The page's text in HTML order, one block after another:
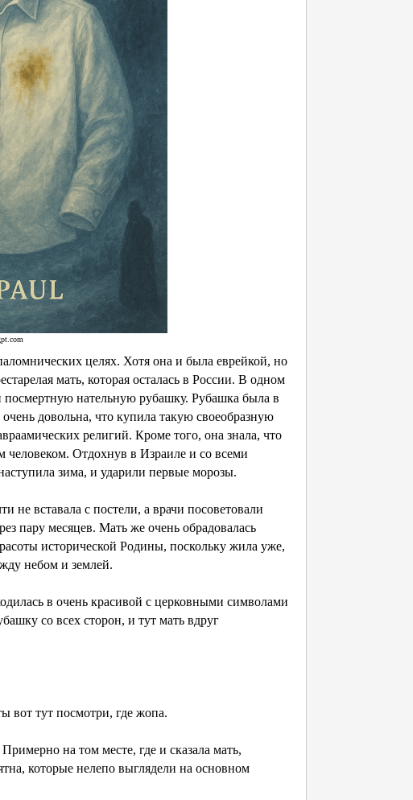
целях. Хотя она и была еврейкой, но
мать, которая осталась в России. В одном
посмертную нательную рубашку. Рубашка была в
довольна, что купила такую своеобразную
религий. Кроме того, она знала, что
человеком. Отдохнув в Израиле и со всеми
зима, и ударили первые морозы.
не вставала с постели, а врачи посоветовали
пару месяцев. Мать же очень обрадовалась
исторической Родины, поскольку жила уже,
небом и землей.
в очень красивой с церковными символами
со всех сторон, и тут мать вдруг
вот тут посмотри, где жопа.
на том месте, где и сказала мать,
которые нелепо выглядели на основном